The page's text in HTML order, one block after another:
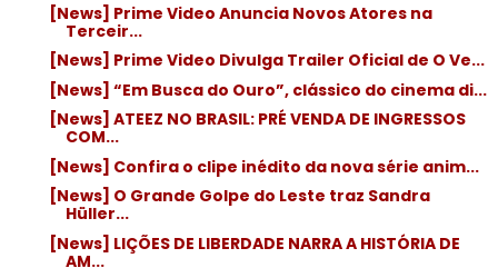
[News] Prime Video Anuncia Novos Atores na
Terceir...
[News] Prime Video Divulga Trailer Oficial de O Ve...
[News] “Em Busca do Ouro”, clássico do cinema di...
[News] ATEEZ NO BRASIL: PRÉ VENDA DE INGRESSOS
COM...
[News] Confira o clipe inédito da nova série anim...
[News] O Grande Golpe do Leste traz Sandra
Hüller...
[News] LIÇÕES DE LIBERDADE NARRA A HISTÓRIA DE
AM...